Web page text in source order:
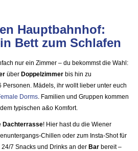
Hauptbahnhof:
Bett zum Schlafen
nur ein Zimmer – du bekommst die Wahl:
über Doppelzimmer bis hin zu
Personen. Mädels, ihr wollt lieber unter euch
Dorms. Familien und Gruppen kommen
typischen a&o Komfort.
Dachterrasse! Hier hast du die Wiener
Chillen oder zum Insta-Shot für
7 Snacks und Drinks an der Bar bereit –